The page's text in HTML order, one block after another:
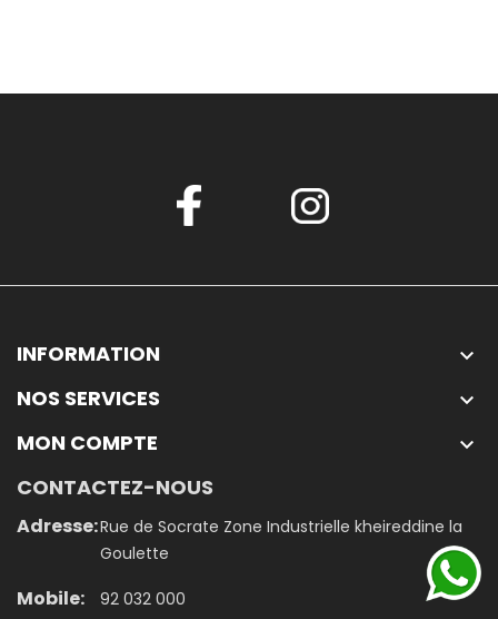
INFORMATION 
NOS SERVICES 
MON COMPTE 
CONTACTEZ-NOUS
Adresse:Rue de Socrate Zone Industrielle kheireddine la
Goulette
Mobile: 92 032 000